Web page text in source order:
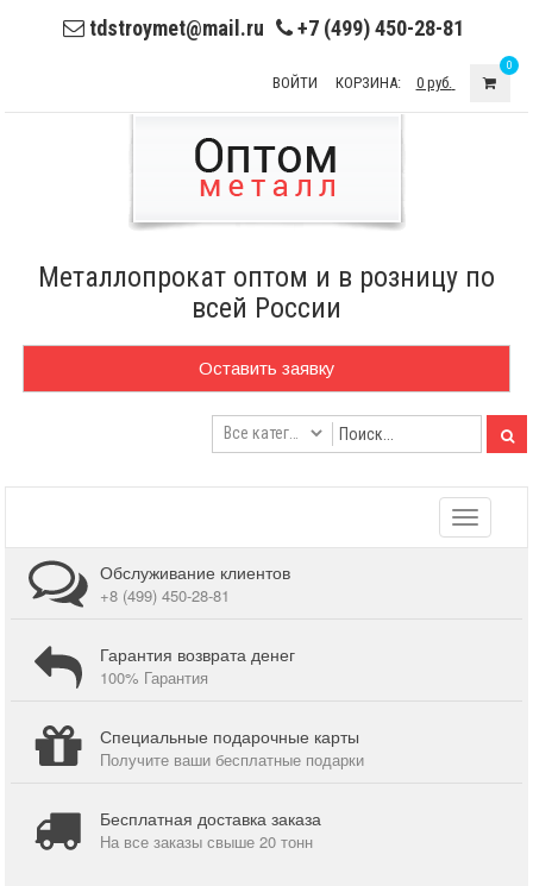
tdstroymet@mail.ru +7 (499) 450-28-81
ВОЙТИ КОРЗИНА: 0 руб.
0
Металлопрокат оптом и в розницу по
всей России
Оставить заявку
Toggle
Обслуживание клиентов
+8 (499) 450-28-81
Гарантия возврата денег
100% Гарантия
Специальные подарочные карты
Получите ваши бесплатные подарки
Бесплатная доставка заказа
На все заказы свыше 20 тонн